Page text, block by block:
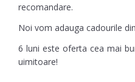
recomandare.
Noi vom adauga cadourile
6 luni este oferta cea mai
uimitoare!